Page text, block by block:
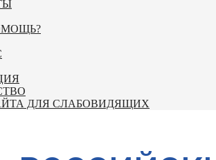
ДЛЯ СЛАБОВИДЯЩИХ